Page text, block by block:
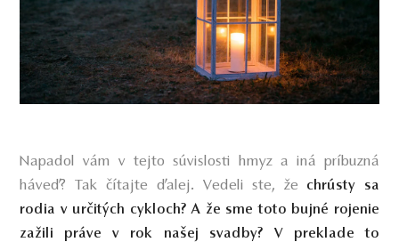
Napadol vám v tejto súvislosti hmyz a iná príbuzná
háveď? Tak čítajte ďalej. Vedeli ste, že
chrústy sa
rodia v určitých cykloch? A že sme toto bujné rojenie
zažili práve v rok našej svadby? V preklade to